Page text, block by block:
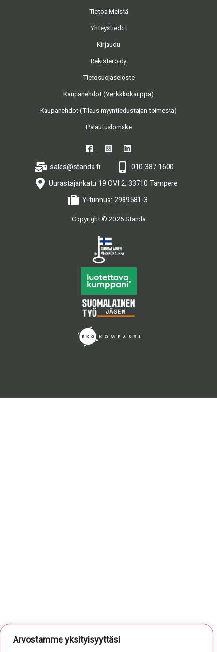
Arvostamme yksityisyyttäsi
Tietoa Meistä
Yhteystiedot
Kirjaudu
Rekisteröidy
Tietosuojaseloste
Kaupanehdot (Verkkkokauppa)
Kaupanehdot (Tilaus myyntiedustajan toimesta)
Palautuslomake
sales@standa.fi
010 387 1600
Uurastajankatu 19 OVI 2, 33710 Tampere
Y-tunnus: 2989581-3
Copyright © 2026 Standa